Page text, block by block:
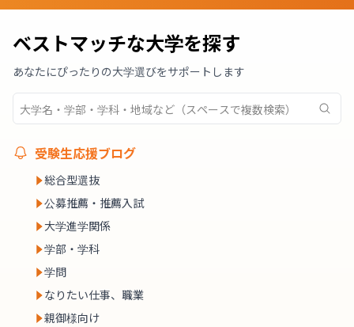
ベストマッチな大学を探す
あなたにぴったりの大学選びをサポートします
受験生応援ブログ
総合型選抜
公募推薦・推薦入試
大学進学関係
学部・学科
学問
なりたい仕事、職業
親御様向け